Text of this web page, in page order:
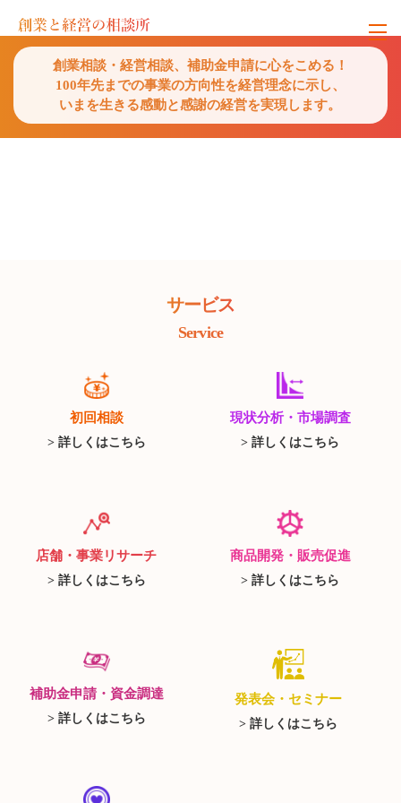
090-4382-9477 お問い合わせはこちら
創業相談・経営相談、補助金申請に心をこめる！
100年先までの事業の方向性を経営理念に示し、
いまを生きる感動と感謝の経営を実現します。
サービス
Service
初回相談
> 詳しくはこちら
現状分析・市場調査
> 詳しくはこちら
店舗・事業リサーチ
> 詳しくはこちら
商品開発・販売促進
> 詳しくはこちら
補助金申請・資金調達
> 詳しくはこちら
発表会・セミナー
> 詳しくはこちら